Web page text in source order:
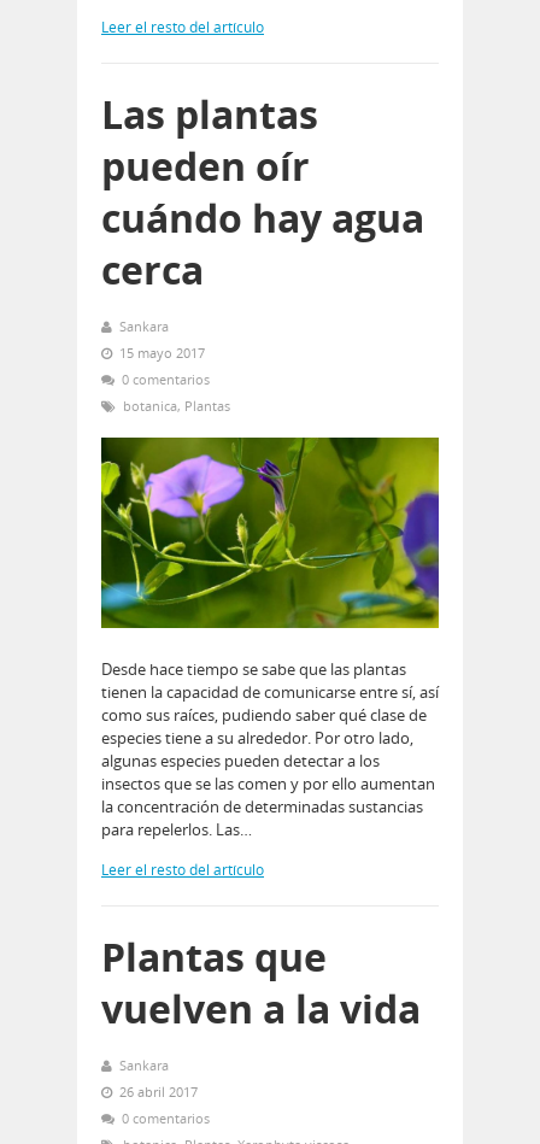
Leer el resto del artículo
Las plantas
pueden oír
cuándo hay agua
cerca
Sankara
15 mayo 2017
0 comentarios
botanica, Plantas
Desde hace tiempo se sabe que las plantas
tienen la capacidad de comunicarse entre sí, así
como sus raíces, pudiendo saber qué clase de
especies tiene a su alrededor. Por otro lado,
algunas especies pueden detectar a los
insectos que se las comen y por ello aumentan
la concentración de determinadas sustancias
para repelerlos. Las…
Leer el resto del artículo
Plantas que
vuelven a la vida
Sankara
26 abril 2017
0 comentarios